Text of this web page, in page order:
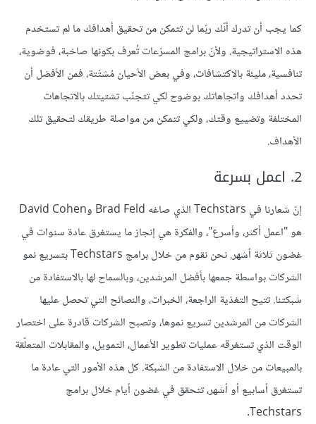
كما يجب أن تدرك أنّك ربّما لن تتمكن من تحقيق أهدافك ما لم تستخدم
هذه الاستراتيجية. ولأنّ برامج المسرّعات تُعرف بكونها صاخبة، فوضوية،
تنافسية، مليئة بالاكتشافات، وفي بعض الأحيان مُشتّتة، فمن الأفضل أن
تحدد أهدافك واتجاهاتك بوضوح لكي تتجنّب تشتيتك بالاتجاهات
المختلفة وتضييع وقتك، ولكي تتمكن من مواصلة طريقك لتحقيق تلك
الأهداف.
2. اعمل بسرعة
إنّ شعارنا في Techstars الذي صاغه Brad Feld وDavid Cohen
هو "اعمل أكثر، وأسرع"، والفكرة هي إنجاز ما يستغرق عادة سنوات في
غضون ثلاثة أشهر. نحن نقوم من خلال برامج Techstars بتسريع نمو
الشركات بواسطة جمعها بأفضل المرشدين، وبالسماح لها بالاستفادة من
شبكتنا. تتيح التغذية الراجعة، الخبرات، والنصائح التي تحصل عليها
الشركات من المرشدين تسريع نموها، وتصبح الشركات قادرة على اختصار
الوقت الذي تستغرقه عمليات تطوير الأعمال، التمويل، والمقابلات المتعلّقة
بالمبيعات من خلال الاستفادة من الشبكة. كل هذه الأمور التي عادة ما
تستغرق أسابيع أو أشهر، تتحقق في غضون أيام خلال برامج
Techstars.